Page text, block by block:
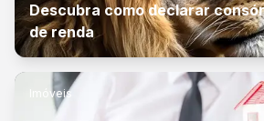
Descubra como declarar
de renda
Imóveis